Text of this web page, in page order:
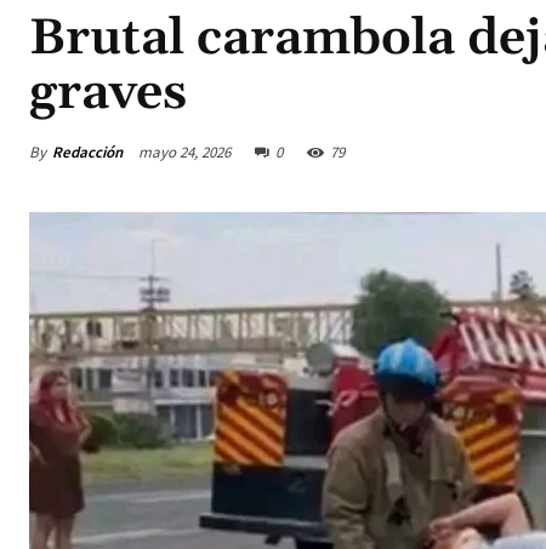
Brutal carambola
graves
By Redacción mayo 24, 2026 0 79